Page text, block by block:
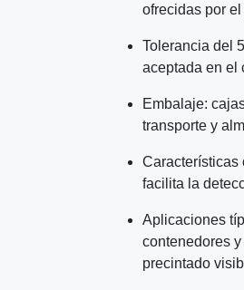
ofrecidas por el
Tolerancia del
aceptada en el
Embalaje:
transporte y
Características
facilita la
Aplicaciones
contenedores
precintado